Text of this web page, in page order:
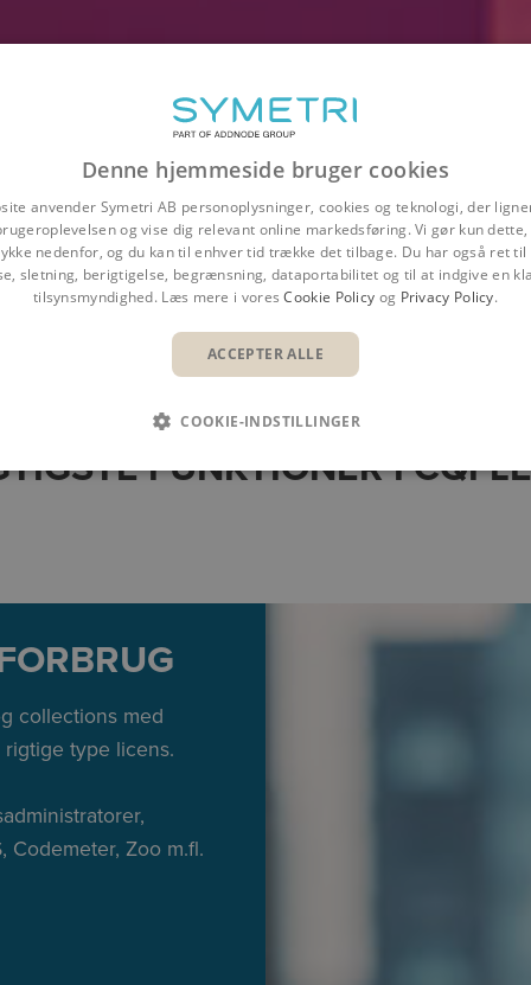
Overblik Fordele Funktioner
FUNKTIONER I
collections med
type licens.
Codemeter, Zoo m.fl.
Denne hjemmeside bruger cookies
anvender Symetri AB personoplysninger, cookies og teknologi, der
og vise dig relevant online markedsføring. Vi gør kun
nedenfor, og du kan til enhver tid trække det tilbage. Du har også ret til
sletning, berigtigelse, begrænsning, dataportabilitet og til at indgive en
tilsynsmyndighed. Læs mere i voresCookie Policy og Privacy Policy.
ACCEPTER ALLE
COOKIE-INDSTILLINGER